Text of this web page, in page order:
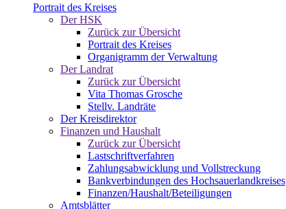
Portrait des Kreises
Der HSK
Zurück zur Übersicht
Portrait des Kreises
Organigramm der Verwaltung
Der Landrat
Zurück zur Übersicht
Vita Thomas Grosche
Stellv. Landräte
Der Kreisdirektor
Finanzen und Haushalt
Zurück zur Übersicht
Lastschriftverfahren
Zahlungsabwicklung und Vollstreckung
Bankverbindungen des Hochsauerlandkreises
Finanzen/Haushalt/Beteiligungen
Amtsblätter